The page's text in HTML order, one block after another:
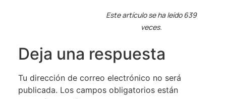
Este artículo se ha leído 639
veces.
Deja una respuesta
Tu dirección de correo electrónico no será
publicada. Los campos obligatorios están